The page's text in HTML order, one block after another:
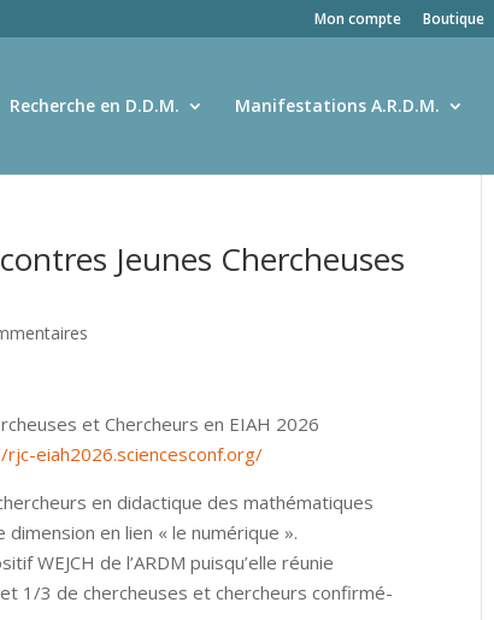
Mon compte Boutique
Recherche en D.D.M. Manifestations A.R.D.M.
Jeunes Chercheuses
et Chercheurs en EIAH 2026
eiah2026.sciencesconf.org/
en didactique des mathématiques
en lien « le numérique ».
WEJCH de l’ARDM puisqu’elle réunie
1/3 de chercheuses et chercheurs confirmé-